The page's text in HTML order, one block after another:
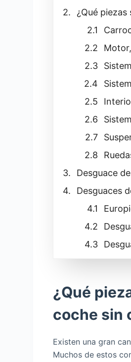
¿Qué
Desguace
Desguaces
¿Qué
coche sin
Existen una gran
Muchos de estos